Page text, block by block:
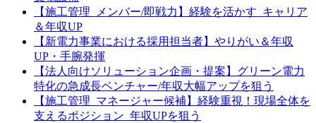
【施工管理_メンバー/即戦力】経験を活かす_キャリア
＆年収UP
【新電力事業における採用担当者】やりがい＆年収
UP・手腕発揮
【法人向けソリューション企画・提案】グリーン電力
特化の急成長ベンチャー/年収大幅アップを狙う
【施工管理_マネージャー候補】経験重視！現場全体を
支えるポジション_年収UPを狙う